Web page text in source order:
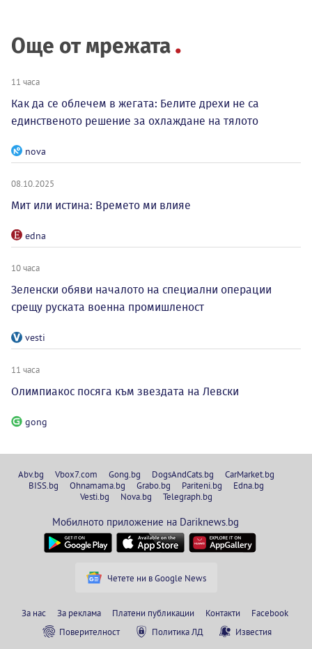
Още от мрежата
11 часа
Как да се облечем в жегата: Белите дрехи не са
единственото решение за охлаждане на тялото
nova
08.10.2025
Мит или истина: Времето ми влияе
edna
10 часа
Зеленски обяви началото на специални операции
срещу руската военна промишленост
vesti
11 часа
Олимпиакос посяга към звездата на Левски
gong
Abv.bg Vbox7.com Gong.bg DogsAndCats.bg
CarMarket.bg
BISS.bg
Ohnamama.bg Grabo.bg Pariteni.bg
Edna.bg
Vesti.bg
Nova.bg Telegraph.bg
Мобилното приложение на Dariknews.bg
Четете ни в Google News
За нас За реклама Платени публикации Контакти
Facebook
Поверителност
Политика ЛД Известия